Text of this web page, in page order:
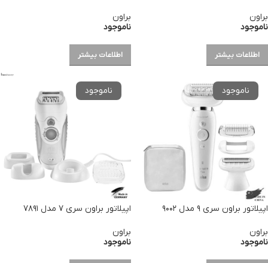
براون
ناموجود
اطلاعات بیشتر
براون
ناموجود
اطلاعات بیشتر
اپیلاتور براون سری ۹ مدل ۹۰۰۲
براون
ناموجود
اپیلاتور براون سری ۷ مدل ۷۸۹۱
براون
ناموجود